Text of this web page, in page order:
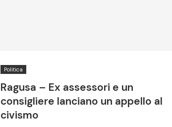
Politica
Ragusa – Ex assessori e un
consigliere lanciano un appello al
civismo